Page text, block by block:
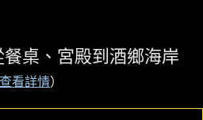
桌、宮殿到酒鄉海岸
查看詳情）